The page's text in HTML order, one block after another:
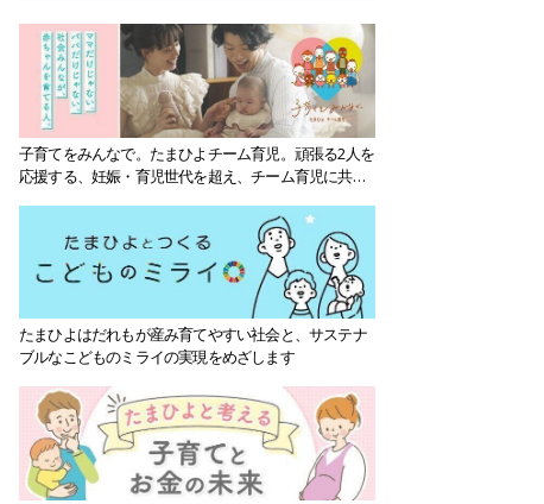
子育てをみんなで。たまひよチーム育児。頑張る2人を
応援する、妊娠・育児世代を超え、チーム育児に共感
たまひよはだれもが産み育てやすい社会と、サステナ
ブルなこどものミライの実現をめざします